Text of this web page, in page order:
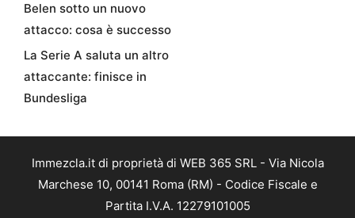
Belen sotto un nuovo
attacco: cosa è successo
La Serie A saluta un altro
attaccante: finisce in
Bundesliga
Immezcla.it di proprietà di WEB 365 SRL - Via Nicola
Marchese 10, 00141 Roma (RM) - Codice Fiscale e
Partita I.V.A. 12279101005